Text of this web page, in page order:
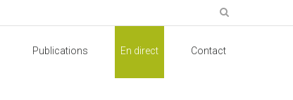
Publications En direct Contact